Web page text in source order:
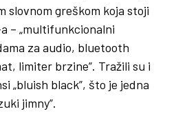
slovnom greškom koja stoji
– „multifunkcionalni
za audio, bluetooth
limiter brzine”. Tražili su i
„bluish black”, što je jedna
jimny”.